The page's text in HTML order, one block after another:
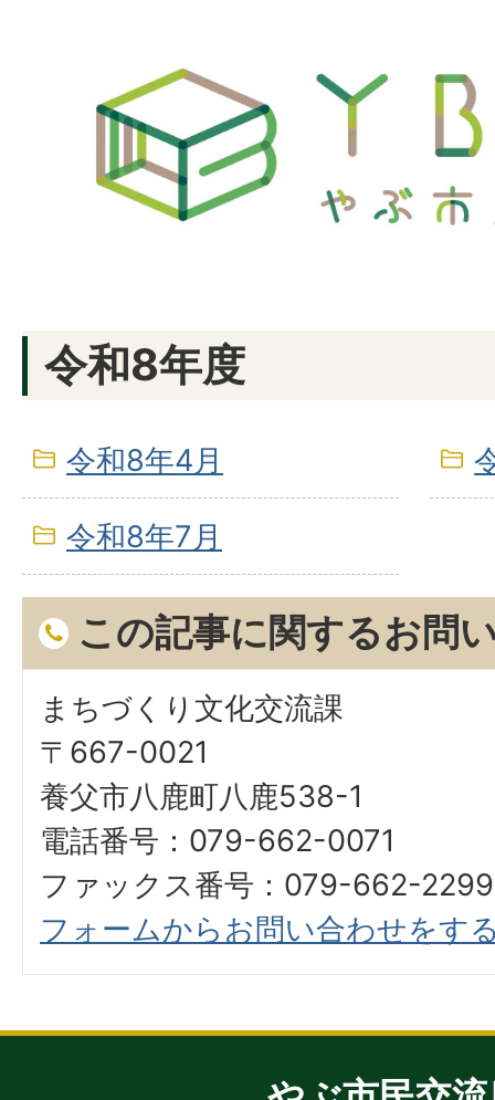
令和8年度
令和8年4月
令和8年7月
この記事に関するお問
まちづくり文化交流課
〒667-0021
養父市八鹿町八鹿538-1
電話番号：079-662-0071
ファックス番号：079-662-2299
フォームからお問い合わせをす